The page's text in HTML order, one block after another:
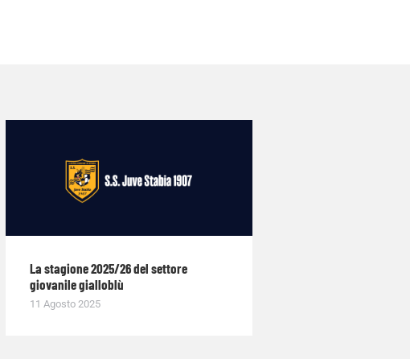
La stagione 2025/26 del settore
giovanile gialloblù
11 Agosto 2025